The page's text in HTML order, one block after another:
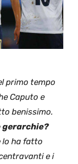
primo tempo
Caputo e
benissimo.
gerarchie?
lo ha fatto
e i